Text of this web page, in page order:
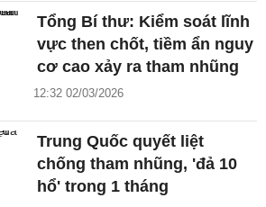
Tổng Bí thư: Kiểm soát lĩnh
vực then chốt, tiềm ẩn nguy
cơ cao xảy ra tham nhũng
12:32 02/03/2026
Trung Quốc quyết liệt
chống tham nhũng, 'đả 10
hổ' trong 1 tháng